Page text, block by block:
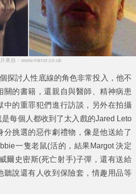
片來自：www.mirror.co.uk
探討人性底線的角色非常投入，他不
關的書籍，還親自與醫師、精神病患
中的重罪犯們進行訪談，另外在拍攝
每個人都收到了太入戲的Jared Leto
分挑選的惡作劇禮物，像是他送給了
一隻老鼠(活的，結果Margot 決定
爾史密斯(死亡射手)子彈，還有送給
聽說還有人收到保險套，情趣用品等